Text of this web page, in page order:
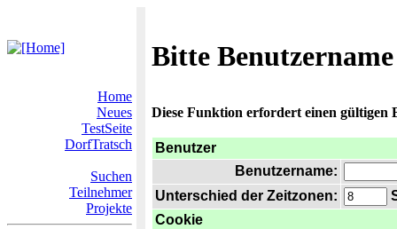
Bitte
Home
Neues
TestSeite
DorfTratsch
Suchen
Teilnehmer
Projekte
Diese Funktion erfordert einen gültigen
Benutzer
Benutzername:
Unterschied der Zeitzonen:
Cookie